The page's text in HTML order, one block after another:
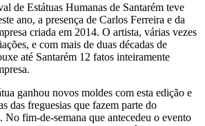
de Estátuas Humanas de Santarém teve
ano, a presença de Carlos Ferreira e da
criada em 2014. O artista, várias vezes
e com mais de duas décadas de
até Santarém 12 fatos inteiramente
ganhou novos moldes com esta edição e
das freguesias que fazem parte do
No fim-de-semana que antecedeu o evento